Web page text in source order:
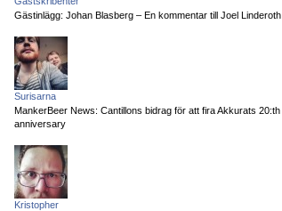
Gästinlägg: Johan Blasberg – En kommentar till Joel Linderoth
Surisarna
MankerBeer News: Cantillons bidrag för att fira Akkurats 20:th
anniversary
Kristopher